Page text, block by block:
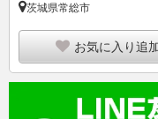
茨城県常総市
お気に入り追